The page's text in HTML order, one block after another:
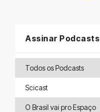
Assinar Podcasts
Todos os Podcasts
Scicast
O Brasil vai pro Espaço